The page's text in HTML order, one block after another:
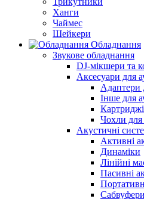
Ханги
Чаймес
Шейкери
Обладнання
Звукове обладнання
DJ-мікшери та
Аксесуари для
Адаптери
Інше для
Картриджі
Чохли для
Акустичні
Активні
Динаміки
Лінійні
Пасивні
Сабвуфери